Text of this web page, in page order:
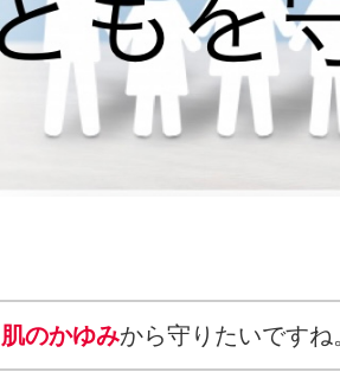
肌のかゆみから守りたいですね